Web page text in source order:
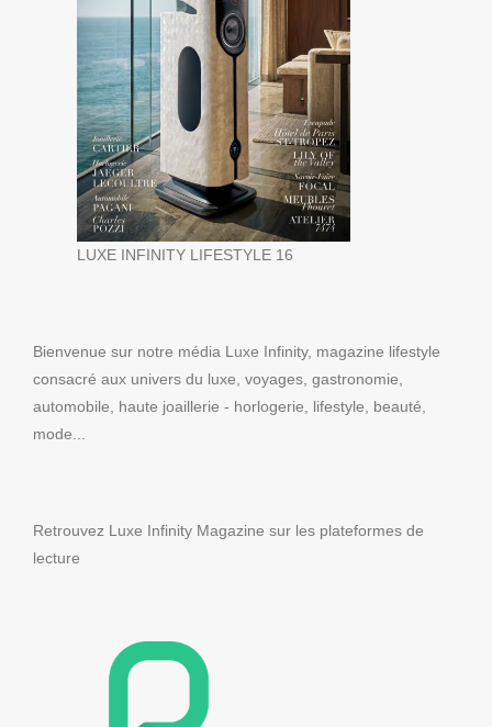
LUXE INFINITY LIFESTYLE 16
Bienvenue sur notre média Luxe Infinity, magazine lifestyle
consacré aux univers du luxe, voyages, gastronomie,
automobile, haute joaillerie - horlogerie, lifestyle, beauté,
mode...
Retrouvez Luxe Infinity Magazine sur les plateformes de
lecture